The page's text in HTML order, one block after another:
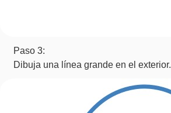
Paso 3:
Dibuja una línea grande en el exterior.